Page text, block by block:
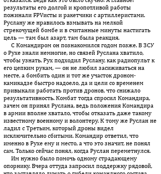
результаты его долгой и кропотливой работы
пожинали FPVисты и ракетчики с артиллеристами.
Руслану же нравилось взмывать на мелкой
стрекочущей бомбе и в считанные минуты настигать
цель — там был азарт, там была реакция.
С Командиром он познакомился годом позже. В ЗСУ
о Рухе знали немногие, но связей Руслана хватило,
чтобы узнать. Рух подходил Руслану, как радиопульт к
его цепким рукам, — он не любил засиживаться на
месте, а бомбить один и тот же участок дроном-
камикадзе быстро надоело, да и цели со временем
привыкали работать против дронов, что снижало
результативность. Комбат тогда спросил Командира,
зачем он принял Руслана, ведь положения Командира
в армии вполне хватало, чтобы отказать даже такому
известному военному и волонтеру. К тому же Руслан не
ладил с Третьим, который дроны видел
исключительно сбитыми. Командир ответил, что
именно в Рухе ему и место, а что это значит, не понял
сам. Только сейчас понял, когда Руслан переметнулся.
Им нужно было помочь одному страдающему
опорнику. Вчера оттуда запросил поддержку рядовой,